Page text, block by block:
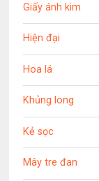
Giấy ánh kim
Hiện đại
Hoa lá
Khủng long
Kẻ sọc
Mây tre đan